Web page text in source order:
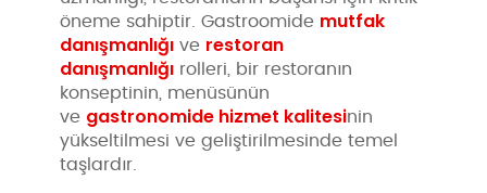
öneme sahiptir. Gastroomide mutfak
danışmanlığı ve restoran
danışmanlığı rolleri, bir restoranın
konseptinin, menüsünün
ve gastronomide hizmet kalitesinin
yükseltilmesi ve geliştirilmesinde temel
taşlardır.